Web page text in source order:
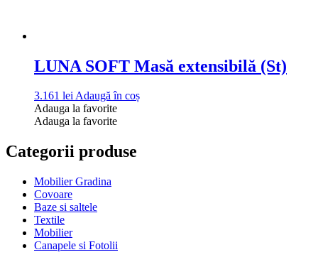
LUNA SOFT Masă extensibilă (St)
3.161 leiAdaugă în coș
Adauga la favorite
Adauga la favorite
Categorii produse
Mobilier Gradina
Covoare
Baze si saltele
Textile
Mobilier
Canapele si Fotolii